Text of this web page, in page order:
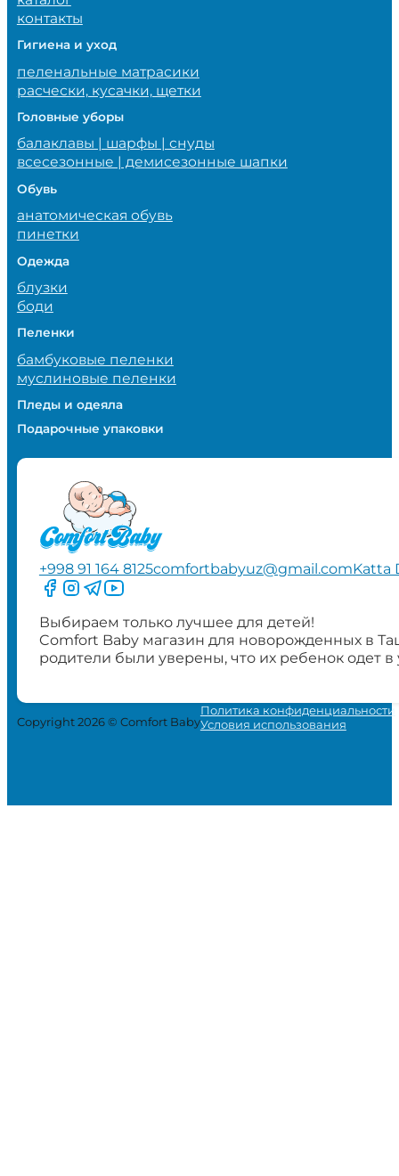
контакты
Гигиена и уход
пеленальные матрасики
расчески, кусачки, щетки
Головные уборы
балаклавы | шарфы | снуды
всесезонные | демисезонные шапки
Обувь
анатомическая обувь
пинетки
Одежда
блузки
боди
Пеленки
бамбуковые пеленки
муслиновые пеленки
Пледы и одеяла
Подарочные упаковки
+998 91 164 8125comfortbabyuz@gmail.comKatta
Следите за нами на Facebook
Следите за нами в Instagram
Следите за нами в Telegram
Следите за нами в YouTube
Выбираем только лучшее для детей!
Comfort Baby магазин для новорожденных в
родители были уверены, что их ребенок одет
Copyright 2026 © Comfort Baby
Политика конфиденциальности
Условия использования